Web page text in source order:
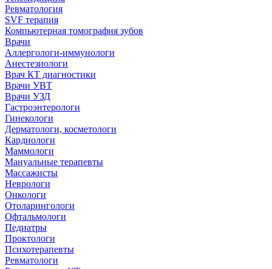
Ревматология
SVF терапия
Компьютерная томография зубов
Врачи
Аллергологи-иммунологи
Анестезиологи
Врач КТ диагностики
Врачи УВТ
Врачи УЗД
Гастроэнтерологи
Гинекологи
Дерматологи, косметологи
Кардиологи
Маммологи
Мануальные терапевты
Массажисты
Неврологи
Онкологи
Отоларингологи
Офтальмологи
Педиатры
Проктологи
Психотерапевты
Ревматологи